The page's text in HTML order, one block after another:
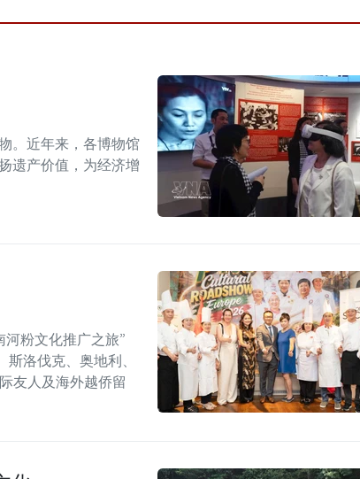
。近年来，各博物馆
遗产价值，为经济增
粉文化推广之旅”
洛伐克、奥地利、
友人及海外越侨留